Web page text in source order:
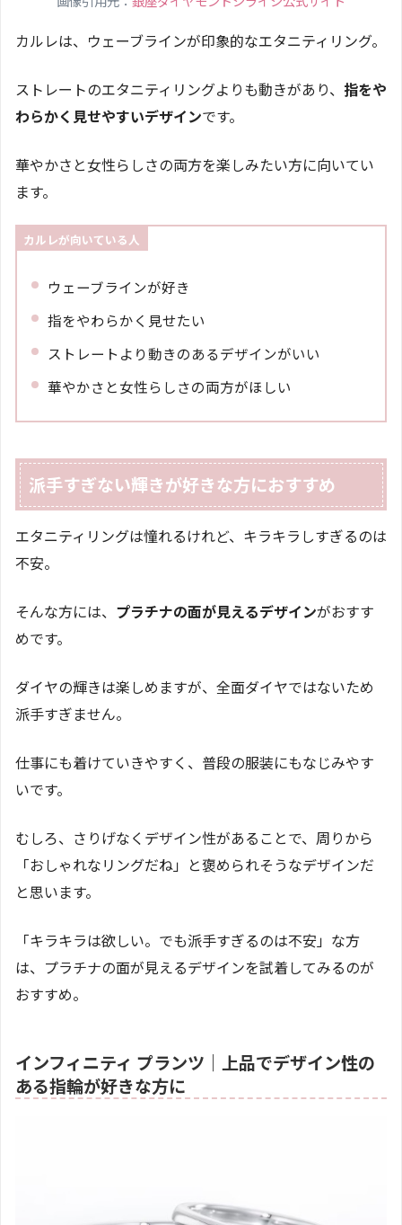
カルレは、ウェーブラインが印象的なエタニティリング。
ストレートのエタニティリングよりも動きがあり、 指をや
わらかく見せやすいデザインです。
華やかさと女性らしさの両方を楽しみたい方に向いてい
ます。
カルレが向いている人
ウェーブラインが好き
指をやわらかく見せたい
ストレートより動きのあるデザインがいい
華やかさと女性らしさの両方がほしい
派手すぎない輝きが好きな方におすすめ
エタニティリングは憧れるけれど、キラキラしすぎるのは
不安。
そんな方には、 プラチナの面が見えるデザインがおすす
めです。
ダイヤの輝きは楽しめますが、全面ダイヤではないため
派手すぎません。
仕事にも着けていきやすく、普段の服装にもなじみやす
いです。
むしろ、さりげなくデザイン性があることで、周りから
「おしゃれなリングだね」と褒められそうなデザインだ
と思います。
「キラキラは欲しい。でも派手すぎるのは不安」な方
は、プラチナの面が見えるデザインを試着してみるのが
おすすめ。
インフィニティ プランツ｜上品でデザイン性の
ある指輪が好きな方に